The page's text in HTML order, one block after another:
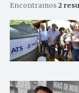
Encontramos2